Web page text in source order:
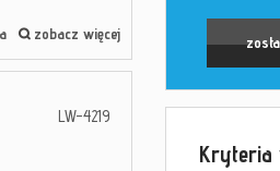
zobacz więcej
LW-4219
Kryteria